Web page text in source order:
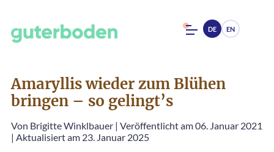
DE EN
Amaryllis wieder zum Blühen
bringen – so gelingt’s
Von Brigitte Winklbauer | Veröffentlicht am 06. Januar 2021
| Aktualisiert am 23. Januar 2025